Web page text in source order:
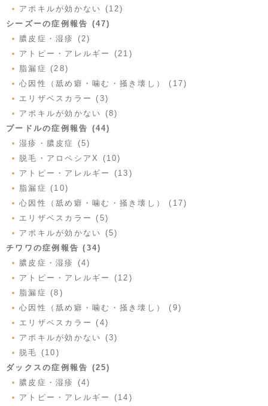
アポキルが効かない (12)
シーズーの症例報告 (47)
膿皮症・湿疹 (2)
アトピー・アレルギー (21)
脂漏症 (28)
心因性（舐め癖・噛む・掻き壊し） (17)
エリザベスカラー (3)
アポキルが効かない (8)
プードルの症例報告 (44)
湿疹・膿皮症 (5)
脱毛・アロペシアX (10)
アトピー・アレルギー (13)
脂漏症 (10)
心因性（舐め癖・噛む・掻き壊し） (17)
エリザベスカラー (5)
アポキルが効かない (5)
チワワの症例報告 (34)
膿皮症・湿疹 (4)
アトピー・アレルギー (12)
脂漏症 (8)
心因性（舐め癖・噛む・掻き壊し） (9)
エリザベスカラー (4)
アポキルが効かない (3)
脱毛 (10)
ダックスの症例報告 (25)
膿皮症・湿疹 (4)
アトピー・アレルギー (14)